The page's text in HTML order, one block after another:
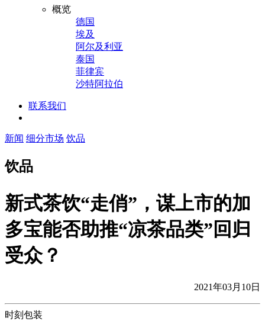
概览
德国
埃及
阿尔及利亚
泰国
菲律宾
沙特阿拉伯
联系我们
新闻 细分市场 饮品
饮品
新式茶饮“走俏”，谋上市的加
多宝能否助推“凉茶品类”回归
受众？
2021年03月10日
时刻包装